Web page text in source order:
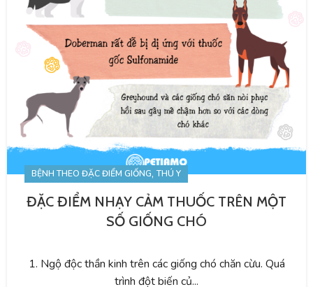
BỆNH THEO ĐẶC ĐIỂM GIỐNG,THÚ Y
ĐẶC ĐIỂM NHẠY CẢM THUỐC TRÊN MỘT
SỐ GIỐNG CHÓ
1. Ngộ độc thần kinh trên các giống chó chăn cừu. Quá
trình đột biến củ...